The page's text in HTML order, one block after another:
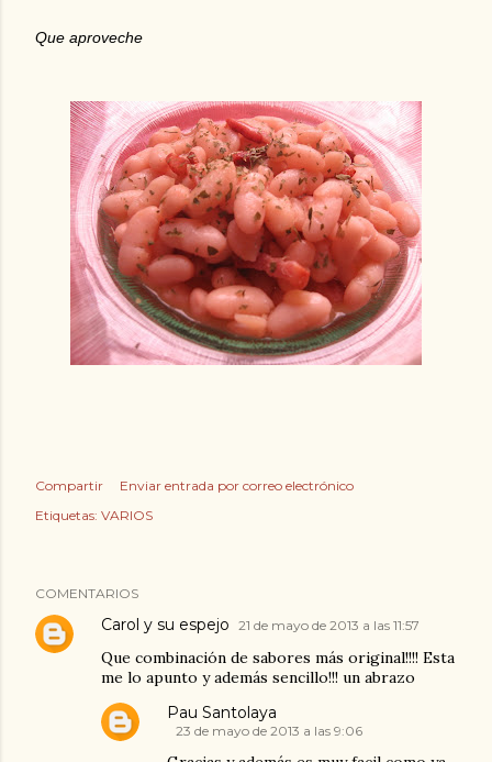
Que aproveche
Compartir
Enviar entrada por correo electrónico
Etiquetas: VARIOS
COMENTARIOS
Carol y su espejo 21 de mayo de 2013 a las 11:57
Que combinación de sabores más original!!!! Esta
me lo apunto y además sencillo!!! un abrazo
Pau Santolaya
23 de mayo de 2013 a las 9:06